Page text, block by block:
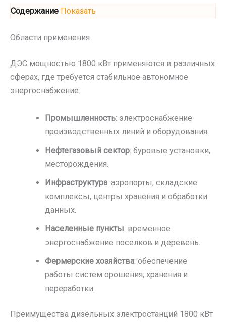
Содержание Показать
Области применения
ДЭС мощностью 1800 кВт применяются в различных
сферах, где требуется стабильное автономное
энергоснабжение:
Промышленность: электроснабжение
производственных линий и оборудования.
Нефтегазовый сектор: буровые установки,
месторождения.
Инфраструктура: аэропорты, складские
комплексы, центры хранения и обработки
данных.
Населенные пункты: временное
энергоснабжение поселков и деревень.
Фермерские хозяйства: обеспечение
работы систем орошения, хранения и
переработки.
Преимущества дизельных электростанций 1800 кВт